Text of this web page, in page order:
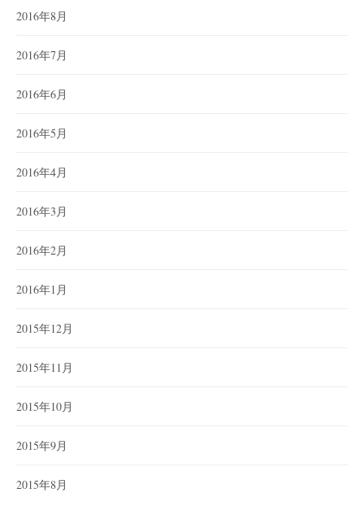
2016年8月
2016年7月
2016年6月
2016年5月
2016年4月
2016年3月
2016年2月
2016年1月
2015年12月
2015年11月
2015年10月
2015年9月
2015年8月